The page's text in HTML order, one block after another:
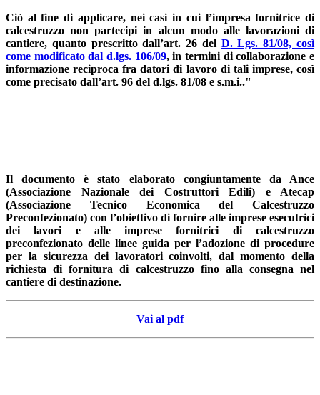
Ciò al fine di applicare, nei casi in cui l’impresa fornitrice di
calcestruzzo non partecipi in alcun modo alle lavorazioni di
cantiere, quanto prescritto dall’art. 26 del D. Lgs. 81/08, così
come modificato dal d.lgs. 106/09, in termini di collaborazione e
informazione reciproca fra datori di lavoro di tali imprese, così
come precisato dall’art. 96 del d.lgs. 81/08 e s.m.i.."
Il documento è stato elaborato congiuntamente da Ance
(Associazione Nazionale dei Costruttori Edili) e Atecap
(Associazione Tecnico Economica del Calcestruzzo
Preconfezionato) con l’obiettivo di fornire alle imprese esecutrici
dei lavori e alle imprese fornitrici di calcestruzzo
preconfezionato delle linee guida per l’adozione di procedure
per la sicurezza dei lavoratori coinvolti, dal momento della
richiesta di fornitura di calcestruzzo fino alla consegna nel
cantiere di destinazione.
Vai al pdf